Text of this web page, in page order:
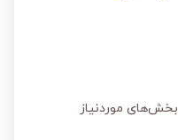
بخش‌های موردنیاز